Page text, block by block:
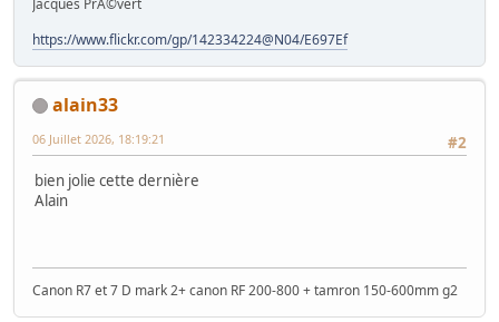
https://www.flickr.com/gp/142334224@N04/E697Ef
alain33
#2
06 Juillet 2026, 18:19:21
bien jolie cette dernière
Alain
Canon R7 et 7 D mark 2+ canon RF 200-800 + tamron 150-600mm g2